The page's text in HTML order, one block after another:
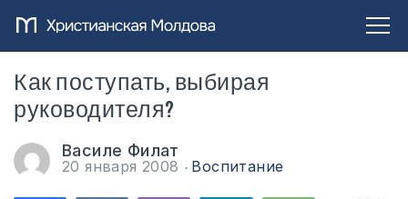
Как поступать, выбирая
руководителя?
Василе Филат
20 января 2008 Воспитание